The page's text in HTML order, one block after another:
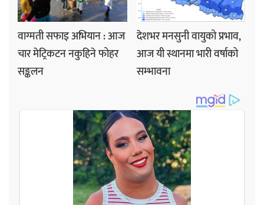
वाग्मती सफाइ अभियान : आज
चार मेट्रिकटन नकुहिने फोहर
सङ्कलन
देशभर मनसुनी वायुको प्रभाव,
आज यी स्थानमा भारी वर्षाको
सम्भावना